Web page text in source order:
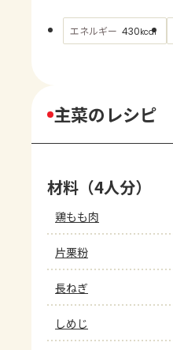
エネルギー 430kcal
主菜のレシピ
材料（4人分）
鶏もも肉
片栗粉
長ねぎ
しめじ